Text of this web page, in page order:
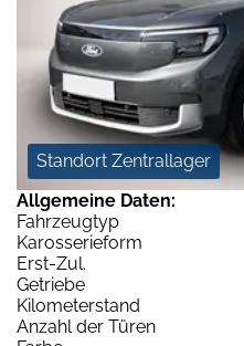
Standort Zentrallager
Allgemeine Daten:
Fahrzeugtyp
Karosserieform
Erst-Zul.
Getriebe
Kilometerstand
Anzahl der Türen